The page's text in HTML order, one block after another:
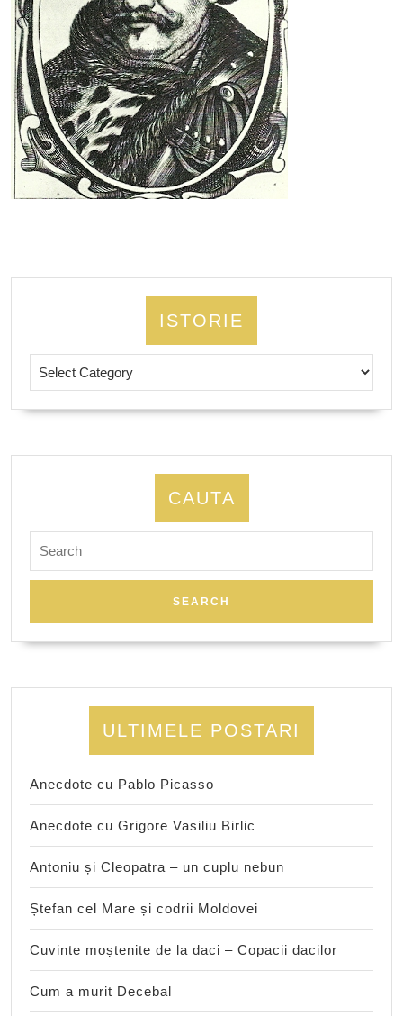
ISTORIE
CAUTA
for:
ULTIMELE POSTARI
Anecdote cu Pablo Picasso
Anecdote cu Grigore Vasiliu Birlic
Antoniu și Cleopatra – un cuplu nebun
Ștefan cel Mare și codrii Moldovei
Cuvinte moștenite de la daci – Copacii dacilor
Cum a murit Decebal